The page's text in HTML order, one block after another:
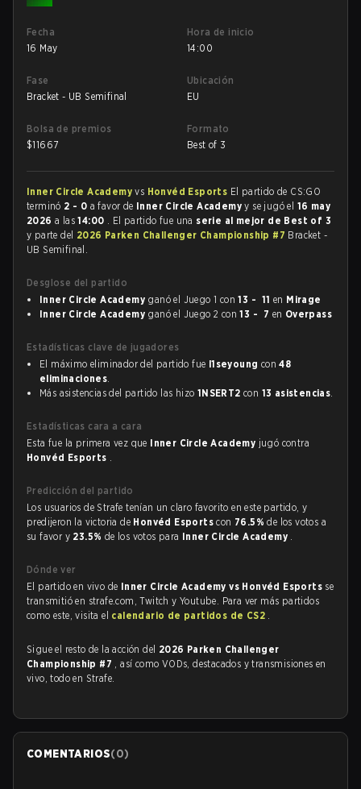
Fecha
16 May
Hora de inicio
14:00
Fase
Bracket - UB Semifinal
Ubicación
EU
Bolsa de premios
$11667
Formato
Best of 3
Inner Circle Academyvs Honvéd Esports El partido de CS:GO
terminó 2 - 0 a favor de Inner Circle Academyy se jugó el 16 may
2026 a las14:00 . El partido fue una serie al mejor de Best of 3
y parte del 2026 Parken Challenger Championship #7 Bracket -
UB Semifinal.
Desglose del partido
Inner Circle Academy ganó el Juego 1 con13 - 11 en Mirage
Inner Circle Academy ganó el Juego 2 con13 - 7 en Overpass
Estadísticas clave de jugadores
El máximo eliminador del partido fue l1seyoung con48
eliminaciones.
Más asistencias del partido las hizo 1NSERT2 con 13 asistencias.
Estadísticas cara a cara
Esta fue la primera vez que Inner Circle Academy jugó contra
Honvéd Esports .
Predicción del partido
Los usuarios de Strafe tenían un claro favorito en este partido, y
predijeron la victoria de Honvéd Esportscon 76.5%de los votos a
su favor y 23.5% de los votos para Inner Circle Academy .
Dónde ver
El partido en vivo de Inner Circle Academy vs Honvéd Esports se
transmitió en strafe.com, Twitch y Youtube. Para ver más partidos
como este, visita el calendario de partidos de CS2 .
Sigue el resto de la acción del 2026 Parken Challenger
Championship #7 , así como VODs, destacados y transmisiones en
vivo, todo en Strafe.
COMENTARIOS(0)